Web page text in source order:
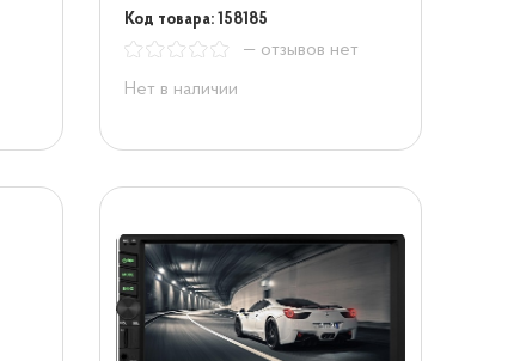
Код товара: 158185
— отзывов нет
Нет в наличии